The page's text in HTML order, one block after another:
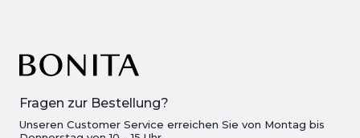
Fragen zur Bestellung?
Unseren Customer Service erreichen Sie von Montag bis